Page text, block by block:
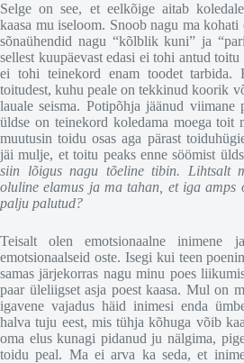
Selge on see, et eelkõige aitab
kaasa mu iseloom. Snoob nagu ma
sõnaühendid nagu “kõlblik kuni” ja
sellest kuupäevast edasi ei tohi antud
ei tohi teinekord enam toodet tarbida.
toitudest, kuhu peale on tekkinud koorik
lauale seisma. Potipõhja jäänud
üldse on teinekord koledama moega toit
muutusin toidu osas aga pärast
jäi mulje, et toitu peaks enne söömist
siin lõigus nagu tõeline tibin. Lihtsalt
oluline elamus ja ma tahan, et iga amps
palju palutud?
Teisalt olen emotsionaalne inimene
emotsionaalseid oste. Isegi kui teen
samas järjekorras nagu minu poes
paar üleliigset asja poest kaasa. Mul on
igavene vajadus häid inimesi enda
halva tuju eest, mis tühja kõhuga võib
oma elus kunagi pidanud ju nälgima,
toidu peal. Ma ei arva ka seda, et